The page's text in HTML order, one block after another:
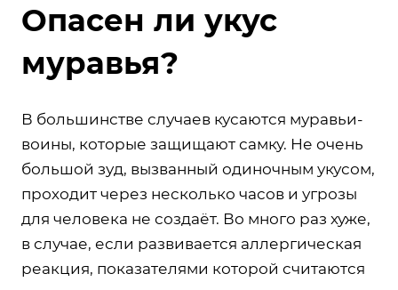
Опасен ли укус
муравья?
В большинстве случаев кусаются муравьи-
воины, которые защищают самку. Не очень
большой зуд, вызванный одиночным укусом,
проходит через несколько часов и угрозы
для человека не создаёт. Во много раз хуже,
в случае, если развивается аллергическая
реакция, показателями которой считаются